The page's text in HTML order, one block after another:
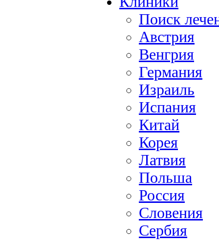
Поиск
Австрия
Венгрия
Германия
Израиль
Испания
Китай
Корея
Латвия
Польша
Россия
Словения
Сербия